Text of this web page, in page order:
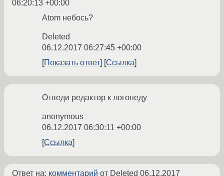
06:20:13 +00:00
Atom небось?
Deleted
06.12.2017 06:27:45 +00:00
Показать ответ
Ссылка
Отведи редактор к логопеду
anonymous
06.12.2017 06:30:11 +00:00
Ссылка
Ответ на: комментарий от Deleted 06.12.2017